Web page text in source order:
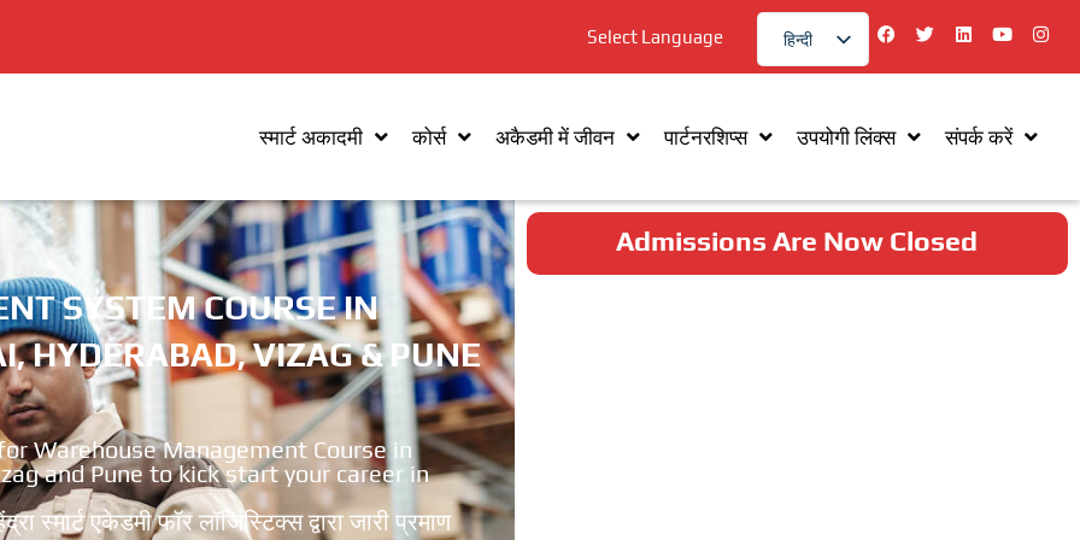
Select Language
हिन्दी
English
फे
स
ट्वि
ट
L
i
i
यू
ट्यू
i
n
स्मार्ट अकादमी कोर्स अकैडमी में जीवन पार्टनरशिप्स उपयोगी लिंक्स संपर्क करें
SYSTEM COURSE IN
HYDERABAD, VIZAG & PUNE
Warehouse Management Course in
and Pune to kick start your career in
एकेडमी फॉर लॉजिस्टिक्स द्वारा जारी प्रमाण
Admissions Are Now Closed